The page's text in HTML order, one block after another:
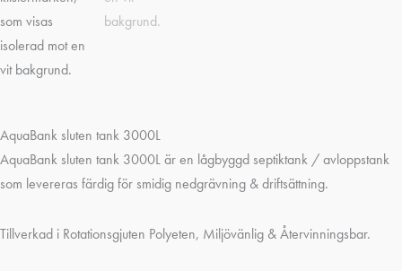
AquaBank sluten tank 3000L
AquaBank sluten tank 3000L är en lågbyggd septiktank / avloppstank
som levereras färdig för smidig nedgrävning & driftsättning.
Tillverkad i Rotationsgjuten Polyeten, Miljövänlig & Återvinningsbar.